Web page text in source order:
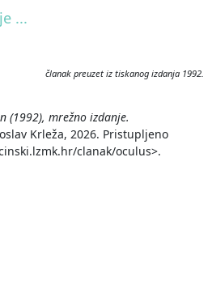
...
članak preuzet iz tiskanog izdanja 1992.
(1992), mrežno izdanje.
Krleža, 2026. Pristupljeno
clanak/oculus>.